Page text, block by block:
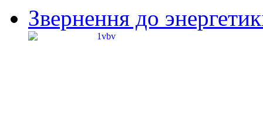
Звернення до